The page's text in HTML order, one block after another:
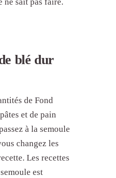
blé dur
de Fond
et de pain
à la semoule
changez les
Les recettes
est